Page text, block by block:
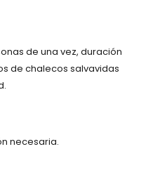
de una vez, duración
de chalecos salvavidas
necesaria.